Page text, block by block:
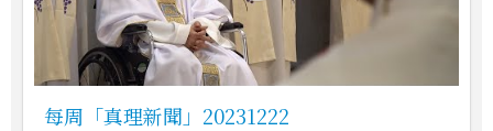
每周「真理新聞」20231222